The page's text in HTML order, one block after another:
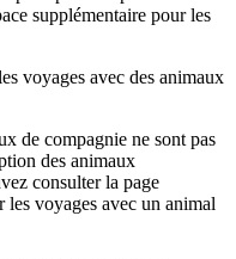
supplémentaire pour les
voyages avec des animaux
de compagnie ne sont pas
des animaux
consulter la page
voyages avec un animal